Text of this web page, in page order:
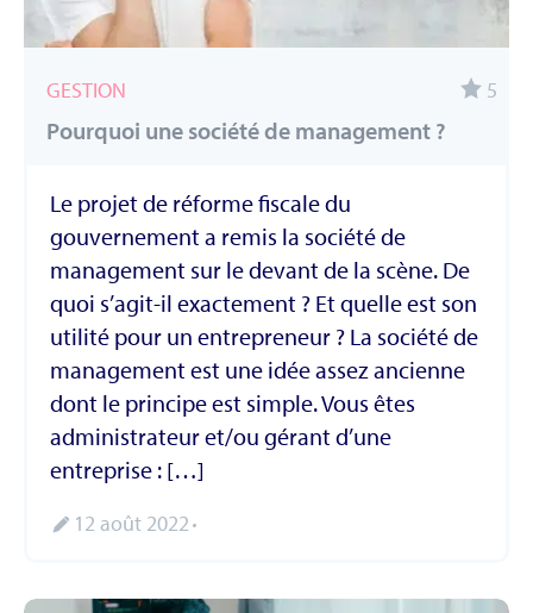
GESTION 5
Pourquoi une société de management ?
Le projet de réforme fiscale du
gouvernement a remis la société de
management sur le devant de la scène. De
quoi s’agit-il exactement ? Et quelle est son
utilité pour un entrepreneur ? La société de
management est une idée assez ancienne
dont le principe est simple. Vous êtes
administrateur et/ou gérant d’une
entreprise : […]
12 août 2022